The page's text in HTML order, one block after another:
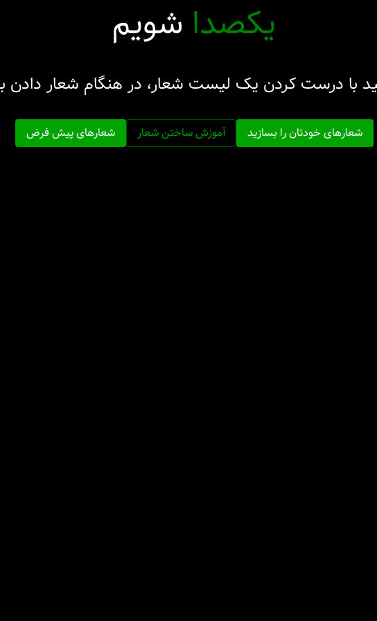
یکصدا شویم
با درست کردن یک لیست شعار، در هنگام شعار دادن
شعارهای پیش فرض آموزش ساختن شعار شعارهای خودتان را بسازید